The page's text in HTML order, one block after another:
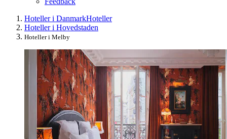
Hoteller i DanmarkHoteller
Hoteller i Hovedstaden
Hoteller i Melby